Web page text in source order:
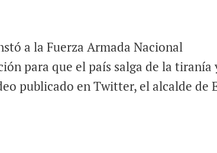
a la Fuerza Armada Nacional
para que el país salga de la tiranía
publicado en Twitter, el alcalde de